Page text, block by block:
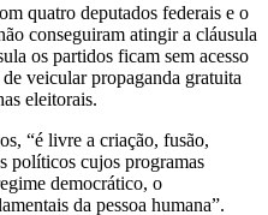
quatro deputados federais e o
conseguiram atingir a cláusula
os partidos ficam sem acesso
veicular propaganda gratuita
eleitorais.
“é livre a criação, fusão,
políticos cujos programas
democrático, o
da pessoa humana”.